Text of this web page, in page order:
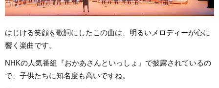
はじける笑顔を歌詞にしたこの曲は、明るいメロディーが心に
響く楽曲です。
NHKの人気番組『おかあさんといっしょ』で披露されているの
で、子供たちに知名度も高いですね。